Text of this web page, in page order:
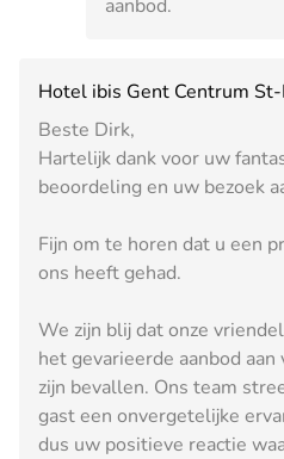
aanbod.
Hotel ibis Gent Centrum
Beste Dirk,
Hartelijk dank voor uw
beoordeling en uw bezoek
Fijn om te horen dat u een
ons heeft gehad.
We zijn blij dat onze
het gevarieerde aanbod aan
zijn bevallen. Ons team
gast een onvergetelijke
dus uw positieve reactie